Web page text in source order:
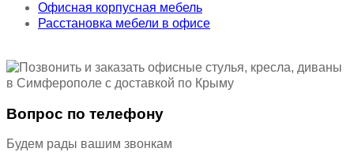
Офисная корпусная мебель
Расстановка мебели в офисе
Вопрос по телефону
Будем рады вашим звонкам